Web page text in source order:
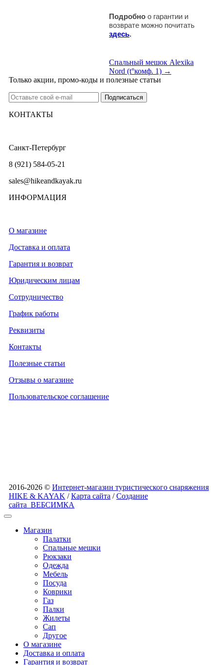
Подробно о гарантии и
возврате можно почитать
здесь.
Спальный мешок Alexika
Nord (t°комф. 1) →
Только акции, промо-коды и полезные статьи
КОНТАКТЫ
Санкт-Петербург
8 (921) 584-05-21
sales@hikeandkayak.ru
ИНФОРМАЦИЯ
О магазине
Доставка и оплата
Гарантия и возврат
Юридическим лицам
Сотрудничество
График работы
Реквизиты
Контакты
Полезные статьи
Отзывы о магазине
Пользовательское соглашение
2016-2026 © Интернет-магазин туристического снаряжения
HIKE & KAYAK /Карта сайта /Создание
сайта ВЕБСИМКА
Магазин
Палатки
Спальные мешки
Рюкзаки
Одежда
Мебель
Посуда
Коврики
Газ
Палки
Жилеты
Сап
Другое
О магазине
Доставка и оплата
Гарантия и возврат